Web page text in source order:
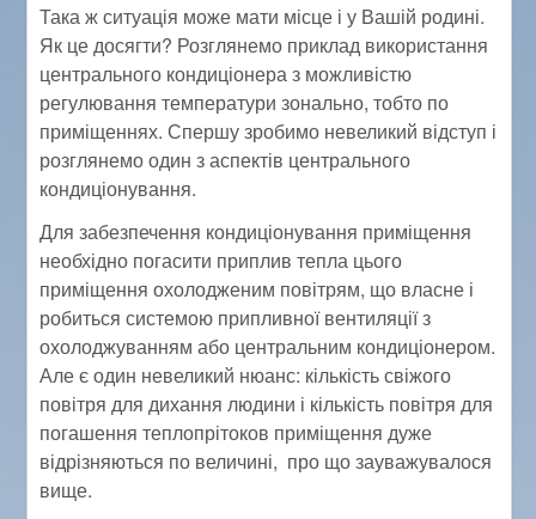
Така ж ситуація може мати місце і у Вашій родині.
Як це досягти? Розглянемо приклад використання
центрального кондиціонера з можливістю
регулювання температури зонально, тобто по
приміщеннях. Спершу зробимо невеликий відступ і
розглянемо один з аспектів центрального
кондиціонування.
Для забезпечення кондиціонування приміщення
необхідно погасити приплив тепла цього
приміщення охолодженим повітрям, що власне і
робиться системою припливної вентиляції з
охолоджуванням або центральним кондиціонером.
Але є один невеликий нюанс: кількість свіжого
повітря для дихання людини і кількість повітря для
погашення теплопрітоков приміщення дуже
відрізняються по величині, про що зауважувалося
вище.